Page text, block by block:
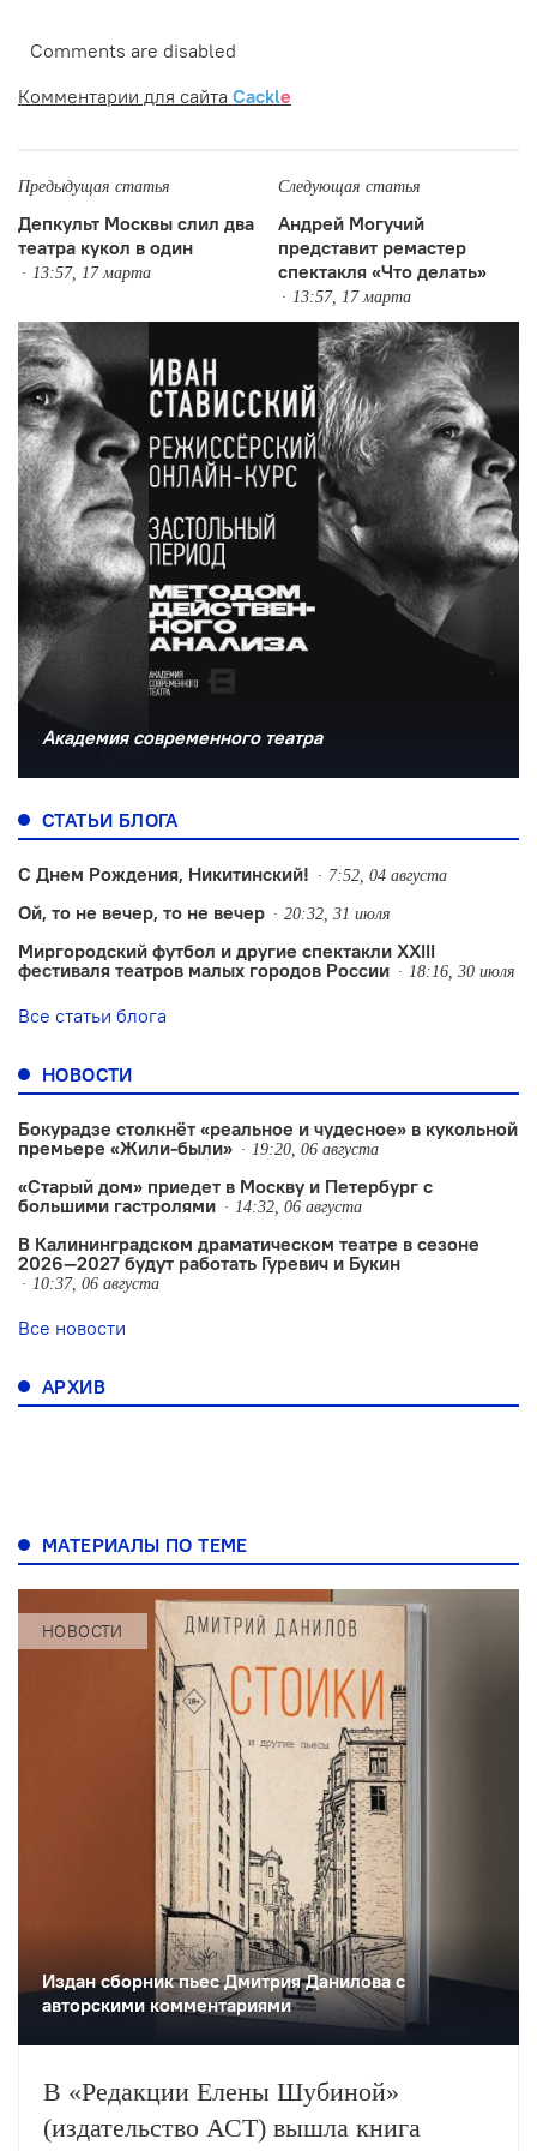
Comments are disabled
Комментарии для сайта Cackle
Предыдущая статья
Депкульт Москвы слил два
театра кукол в один
13:57, 17 марта
Следующая статья
Андрей Могучий
представит ремастер
спектакля «Что делать»
13:57, 17 марта
Академия современного театра
СТАТЬИ БЛОГА
С Днем Рождения, Никитинский! 7:52, 04 августа
Ой, то не вечер, то не вечер 20:32, 31 июля
Миргородский футбол и другие спектакли XXIII
фестиваля театров малых городов России
18:16, 30 июля
Все статьи блога
НОВОСТИ
Бокурадзе столкнëт «реальное и чудесное» в кукольной
премьере «Жили-были»
19:20, 06 августа
«Старый дом» приедет в Москву и Петербург с
большими гастролями
14:32, 06 августа
В Калининградском драматическом театре в сезоне
2026—2027 будут работать Гуревич и Букин
10:37, 06 августа
Все новости
АРХИВ
МАТЕРИАЛЫ ПО ТЕМЕ
НОВОСТИ
Издан сборник пьес Дмитрия Данилова с
авторскими комментариями
В «Редакции Елены Шубиной»
(издательство АСТ) вышла книга